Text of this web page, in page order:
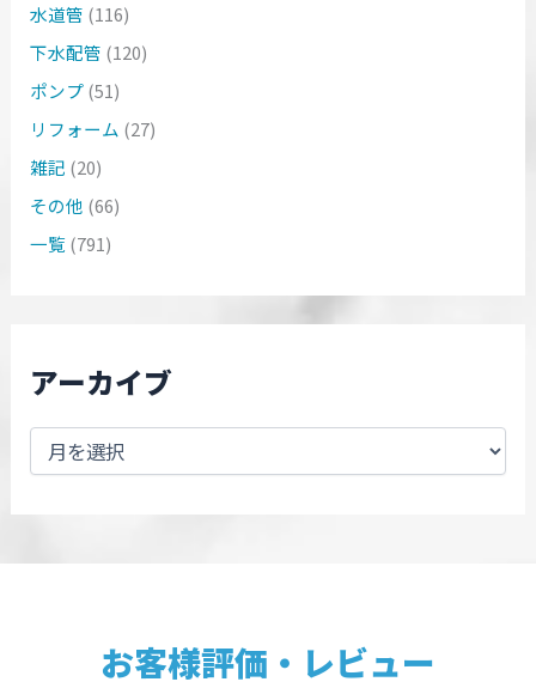
水道管 (116)
下水配管 (120)
ポンプ(51)
リフォーム (27)
雑記 (20)
その他 (66)
一覧(791)
アーカイブ
お客様評価・レビュー